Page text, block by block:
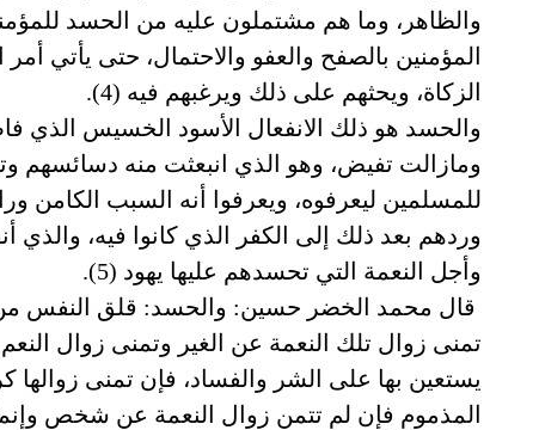
والظاهر، وما هم مشتملون عليه من الحسد
المؤمنين بالصفح والعفو والاحتمال، حتى يأتي أمر
الزكاة، ويحثهم على ذلك ويرغبهم فيه (4).
والحسد هو ذلك الانفعال الأسود الخسيس الذي
ومازالت تفيض، وهو الذي انبعثت منه دسائسهم
للمسلمين ليعرفوه، ويعرفوا أنه السبب الكامن
وردهم بعد ذلك إلى الكفر الذي كانوا فيه، والذي
وأجل النعمة التي تحسدهم عليها يهود (5).
قال محمد الخضر حسين: والحسد: قلق النفس من
تمنى زوال تلك النعمة عن الغير وتمنى زوال
يستعين بها على الشر والفساد، فإن تمنى زوالها
المذموم فإن لم تتمن زوال النعمة عن شخص